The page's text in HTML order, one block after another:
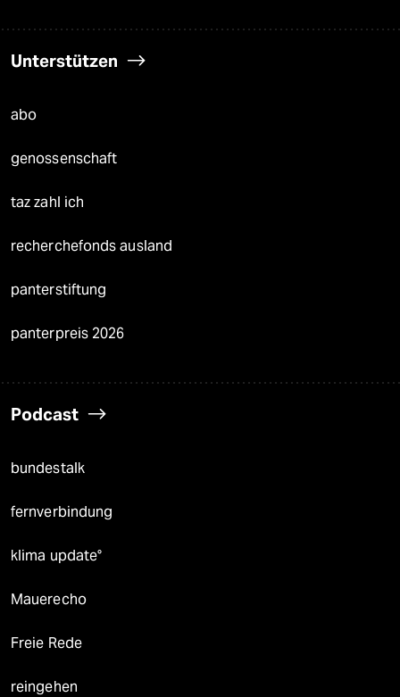
Unterstützen
abo
genossenschaft
taz zahl ich
recherchefonds ausland
panterstiftung
panterpreis 2026
Podcast
bundestalk
fernverbindung
klima update°
Mauerecho
Freie Rede
reingehen